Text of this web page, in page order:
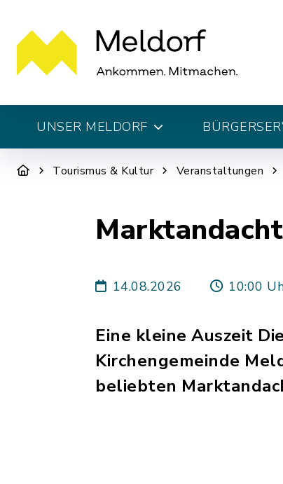
UNSER MELDORF
Tourismus & Kultur Veranstaltungen
Marktandacht
14.08.2026 10:00
Eine kleine Auszeit Die
Kirchengemeinde
beliebten